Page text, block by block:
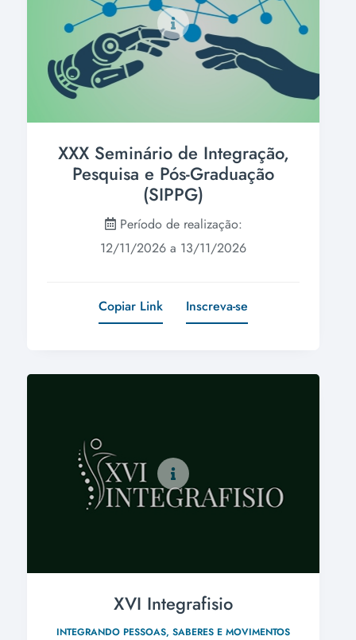
XXX Seminário de Integração,
Pesquisa e Pós-Graduação
(SIPPG)
Período de realização:
12/11/2026 a 13/11/2026
Copiar Link Inscreva-se
XVI Integrafisio
INTEGRANDO PESSOAS, SABERES E MOVIMENTOS